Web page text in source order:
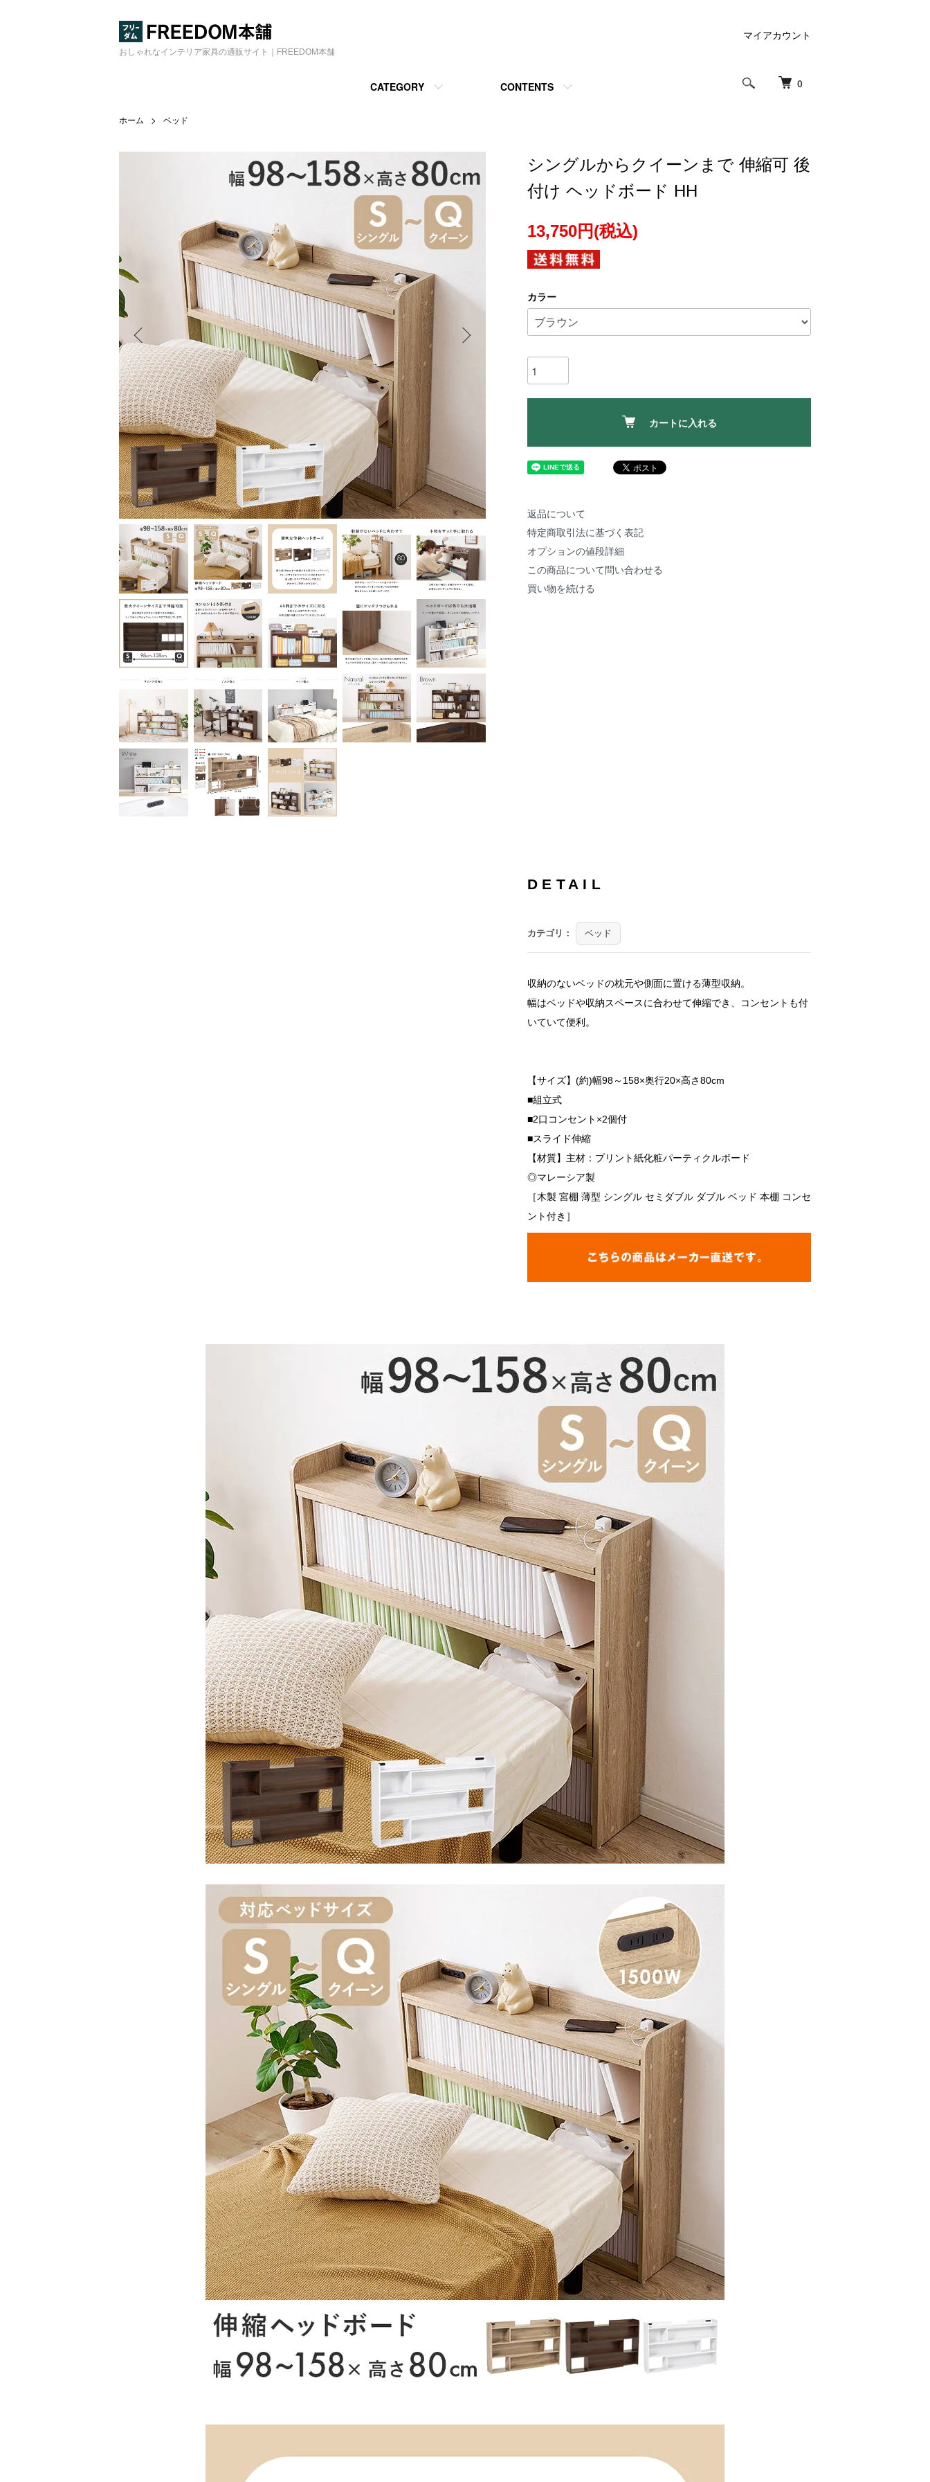
おしゃれなインテリア家具の通販サイト｜FREEDOM本舗
0
CATEGORY CONTENTS
マイアカウント
ホーム ベッド
シングルからクイーンまで 伸縮可 後
付け ヘッドボード HH
13,750円(税込)
カラー
カートに入れる
返品について
特定商取引法に基づく表記
オプションの値段詳細
この商品について問い合わせる
買い物を続ける
DETAIL
カテゴリ： ベッド
収納のないベッドの枕元や側面に置ける薄型収納。
幅はベッドや収納スペースに合わせて伸縮でき、コンセントも付
いていて便利。
【サイズ】(約)幅98～158×奥行20×高さ80cm
■組立式
■2口コンセント×2個付
■スライド伸縮
【材質】主材：プリント紙化粧パーティクルボード
◎マレーシア製
［木製 宮棚 薄型 シングル セミダブル ダブル ベッド 本棚 コンセ
ント付き］